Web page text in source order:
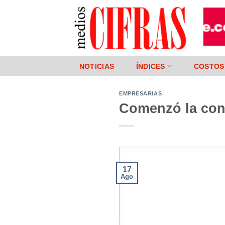
NOTICIAS ÍNDICES COSTOS
EMPRESARIAS
Comenzó la
17
Ago